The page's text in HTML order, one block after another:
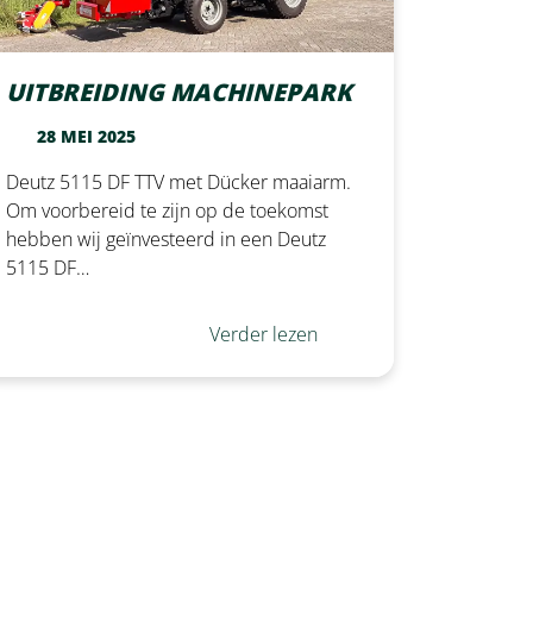
UITBREIDING MACHINEPARK
28 MEI 2025
Deutz 5115 DF TTV met Dücker maaiarm.
Om voorbereid te zijn op de toekomst
hebben wij geïnvesteerd in een Deutz
5115 DF…
Verder lezen